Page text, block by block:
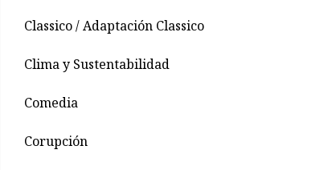
Classico / Adaptación Classico
Clima y Sustentabilidad
Comedia
Corupción